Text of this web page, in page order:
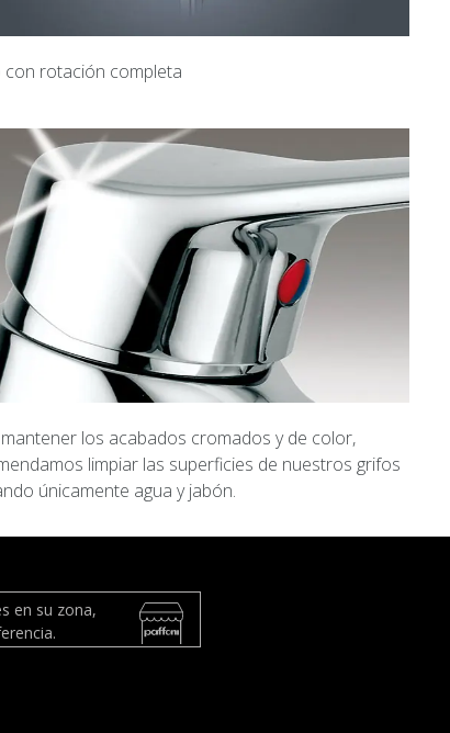
con rotación completa
los acabados cromados y de color,
limpiar las superficies de nuestros grifos
únicamente agua y jabón.
en su zona,